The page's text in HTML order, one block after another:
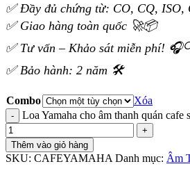
✅ Đầy đủ chứng từ: CO, CQ, ISO,
✅ Giao hàng toàn quốc 🚀📦
✅ Tư vấn – Khảo sát miễn phí!
✅ Bảo hành: 2 năm 🛠️
Combo
Xóa
Loa Yamaha cho âm thanh quán cafe
Thêm vào giỏ hàng
SKU: CAFEYAMAHA Danh mục: Âm